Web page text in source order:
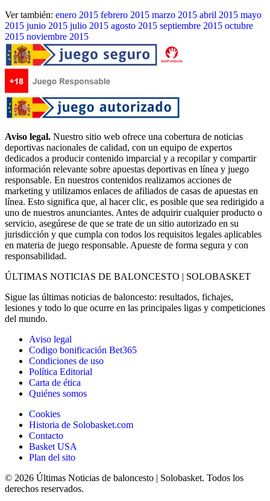
Ver también: enero 2015 febrero 2015 marzo 2015 abril 2015 mayo
2015 junio 2015 julio 2015 agosto 2015 septiembre 2015 octubre
2015 noviembre 2015
Aviso legal. Nuestro sitio web ofrece una cobertura de noticias
deportivas nacionales de calidad, con un equipo de expertos
dedicados a producir contenido imparcial y a recopilar y compartir
información relevante sobre apuestas deportivas en línea y juego
responsable. En nuestros contenidos realizamos acciones de
marketing y utilizamos enlaces de afiliados de casas de apuestas en
línea. Esto significa que, al hacer clic, es posible que sea redirigido a
uno de nuestros anunciantes. Antes de adquirir cualquier producto o
servicio, asegúrese de que se trate de un sitio autorizado en su
jurisdicción y que cumpla con todos los requisitos legales aplicables
en materia de juego responsable. Apueste de forma segura y con
responsabilidad.
ÚLTIMAS NOTICIAS DE BALONCESTO | SOLOBASKET
Sigue las últimas noticias de baloncesto: resultados, fichajes,
lesiones y todo lo que ocurre en las principales ligas y competiciones
del mundo.
Aviso legal
Codigo bonificación Bet365
Condiciones de uso
Política Editorial
Carta de ética
Quiénes somos
Cookies
Historia de Solobasket.com
Contacto
Basket USA
Plan del sito
© 2026 Últimas Noticias de baloncesto | Solobasket. Todos los
derechos reservados.